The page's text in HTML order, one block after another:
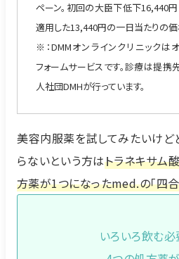
ペーン。初回の大臣下低下16,440
適用した13,440円の一日当たりの
※：DMMオンラインクリニックは
フォームサービスです。診療は提
人社団DMHが行っています。
美容内服薬を試してみたいけ
らないという方はトラネキサム
方薬が1つになったmed.の「四合
いろいろ飲む必